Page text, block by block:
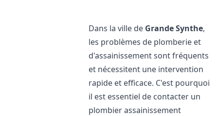
Dans la ville de Grande Synthe,
les problèmes de plomberie et
d'assainissement sont fréquents
et nécessitent une intervention
rapide et efficace. C'est pourquoi
il est essentiel de contacter un
plombier assainissement